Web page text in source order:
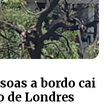
a bordo cai
de Londres